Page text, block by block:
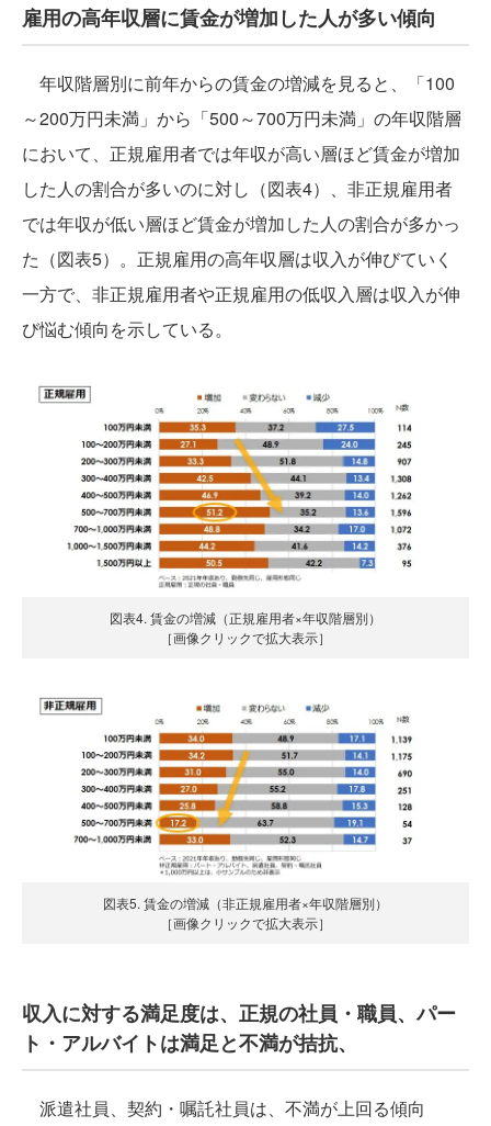
雇用の高年収層に賃金が増加した人が多い傾向
年収階層別に前年からの賃金の増減を見ると、「100
～200万円未満」から「500～700万円未満」の年収階層
において、正規雇用者では年収が高い層ほど賃金が増加
した人の割合が多いのに対し（図表4）、非正規雇用者
では年収が低い層ほど賃金が増加した人の割合が多かっ
た（図表5）。正規雇用の高年収層は収入が伸びていく
一方で、非正規雇用者や正規雇用の低収入層は収入が伸
び悩む傾向を示している。
図表4. 賃金の増減（正規雇用者×年収階層別）
［画像クリックで拡大表示］
図表5. 賃金の増減（非正規雇用者×年収階層別）
［画像クリックで拡大表示］
収入に対する満足度は、正規の社員・職員、パー
ト・アルバイトは満足と不満が拮抗、
派遣社員、契約・嘱託社員は、不満が上回る傾向